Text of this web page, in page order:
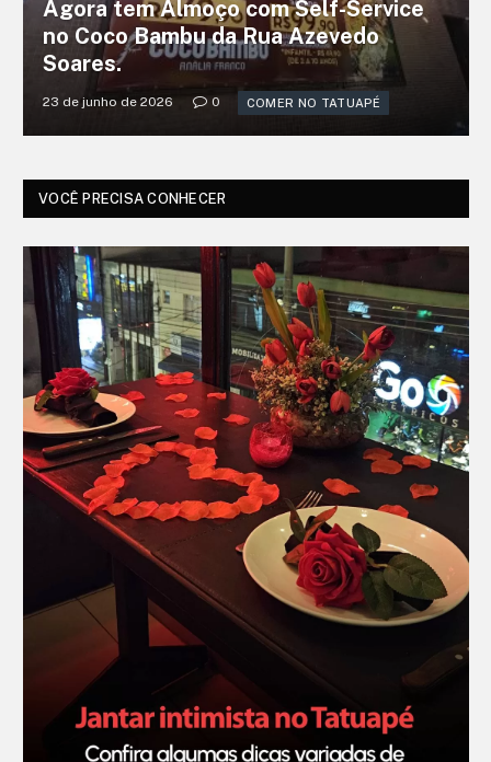
Agora tem Almoço com Self-Service
no Coco Bambu da Rua Azevedo
Soares.
23 de junho de 2026 0 COMER NO TATUAPÉ
VOCÊ PRECISA CONHECER